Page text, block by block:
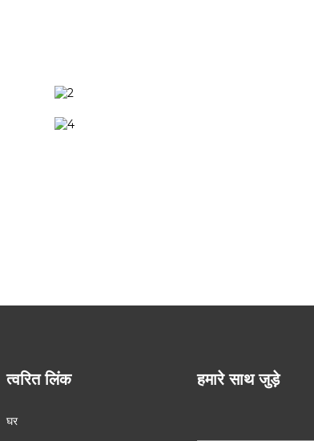
त्वरित लिंक
घर
हमारे साथ जुड़े